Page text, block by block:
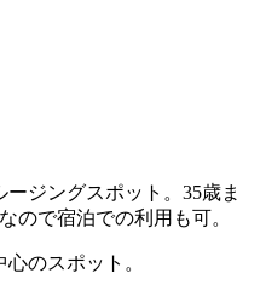
ジングスポット。35歳ま
ので宿泊での利用も可。
のスポット。